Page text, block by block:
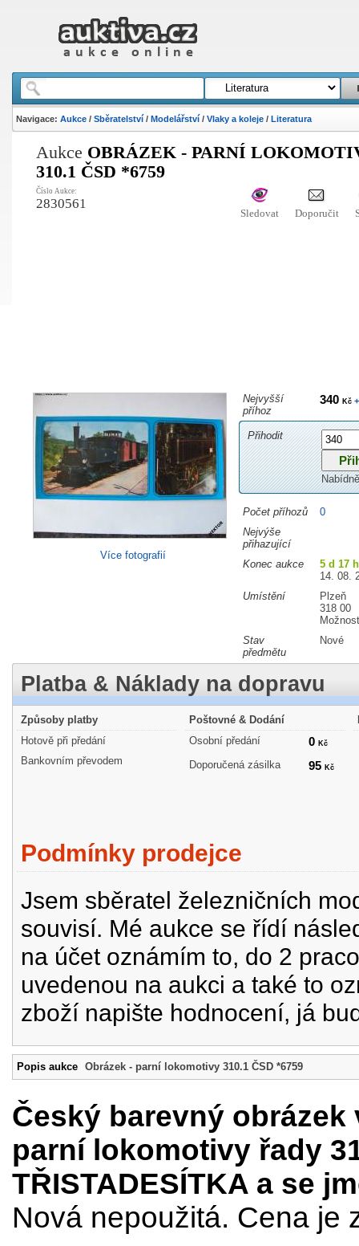
Navigace: Aukce/ Sběratelství/ Modelářství/ Vlaky a koleje/ Literatura
Aukce OBRÁZEK - PARNÍ
310.1 ČSD *6759
Číslo Aukce:
2830561
Sledovat Doporučit
Více fotografií
Nejvyšší
příhoz
340 Kč+
Přihodit
Počet příhozů
0
Nejvýše
přihazující
Konec aukce
5 d 17
14. 08.
Umístění
Plzeň
318 00
Stav
předmětu
Nové
Platba & Náklady na dopravu
Způsoby platby
Hotově při předání
Bankovním převodem
Poštovné & Dodání
Osobní předání
0 Kč
Doporučená zásilka 95 Kč
Podmínky prodejce
Jsem sběratel železničních
souvisí. Mé aukce se řídí
na účet oznámím to, do 2
uvedenou na aukci a také to
zboží napište hodnocení, já
Popis aukce Obrázek - parní lokomotivy 310.1 ČSD *6759
Český barevný obrázek
parní lokomotivy řady
TŘISTADESÍTKA a se
Nová nepoužitá. Cena je